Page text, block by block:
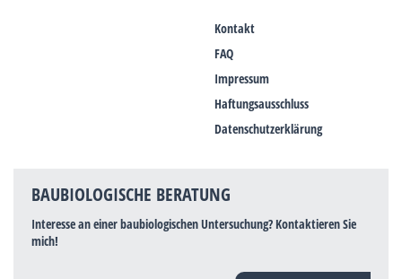
Kontakt
FAQ
Impressum
Haftungsausschluss
Datenschutzerklärung
BAUBIOLOGISCHE BERATUNG
Interesse an einer baubiologischen Untersuchung? Kontaktieren Sie
mich!